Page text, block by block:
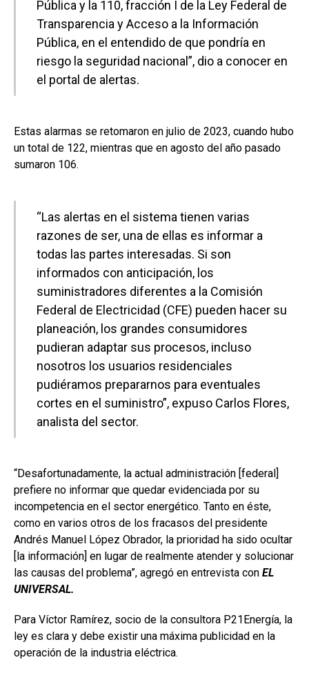
Pública y la 110, fracción I de la Ley Federal de
Transparencia y Acceso a la Información
Pública, en el entendido de que pondría en
riesgo la seguridad nacional”, dio a conocer en
el portal de alertas.
Estas alarmas se retomaron en julio de 2023, cuando hubo
un total de 122, mientras que en agosto del año pasado
sumaron 106.
“Las alertas en el sistema tienen varias
razones de ser, una de ellas es informar a
todas las partes interesadas. Si son
informados con anticipación, los
suministradores diferentes a la Comisión
Federal de Electricidad (CFE) pueden hacer su
planeación, los grandes consumidores
pudieran adaptar sus procesos, incluso
nosotros los usuarios residenciales
pudiéramos prepararnos para eventuales
cortes en el suministro”, expuso Carlos Flores,
analista del sector.
“Desafortunadamente, la actual administración [federal]
prefiere no informar que quedar evidenciada por su
incompetencia en el sector energético. Tanto en éste,
como en varios otros de los fracasos del presidente
Andrés Manuel López Obrador, la prioridad ha sido ocultar
[la información] en lugar de realmente atender y solucionar
las causas del problema”, agregó en entrevista con EL
UNIVERSAL.
Para Víctor Ramírez, socio de la consultora P21Energía, la
ley es clara y debe existir una máxima publicidad en la
operación de la industria eléctrica.